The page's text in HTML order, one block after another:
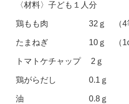
〈材料〉子ども１人分
鶏もも肉 32ｇ （4等
たまねぎ 10ｇ （1cm
トマトケチャップ 2ｇ
鶏がらだし 0.1ｇ
油 0.8ｇ